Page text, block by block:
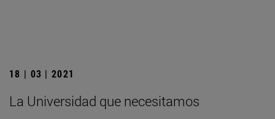
18 | 03 | 2021
La Universidad que necesitamos